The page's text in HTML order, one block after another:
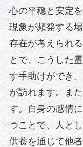
心の平穏と安定
現象が頻発する
存在が考えられ
とで、こうした
す手助けができ
が訪れます。ま
す。自身の感情
つことで、人と
供養を通じて他